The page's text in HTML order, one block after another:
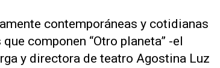
contemporáneas y cotidianas
componen “Otro planeta” -el
y directora de teatro Agostina Luz